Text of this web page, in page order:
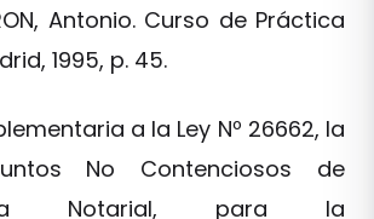
Antonio. Curso de Práctica
1995, p. 45.
a la Ley Nº 26662, la
No Contenciosos de
Notarial, para la